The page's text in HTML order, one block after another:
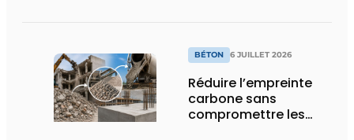
BÉTON 6 JUILLET 2026
Réduire l’empreinte
carbone sans
compromettre les